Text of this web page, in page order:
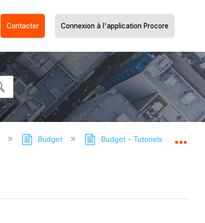
Contacter Connexion à l'application Procore
Budget Budget - Tutoriels